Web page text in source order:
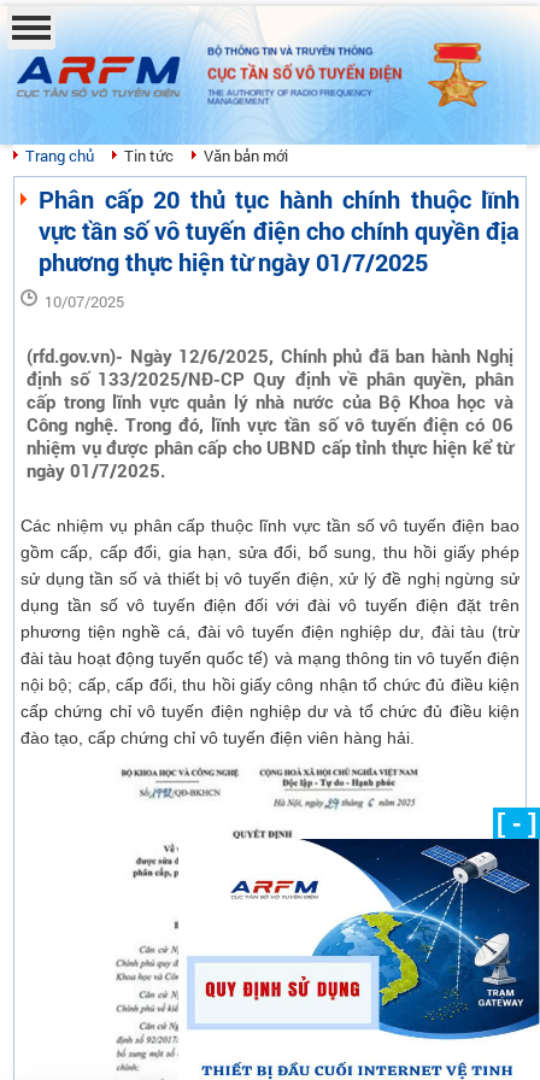
BỘ THÔNG TIN VÀ TRUYỀN THÔNG
CỤC TẦN SỐ VÔ TUYẾN ĐIỆN
THE AUTHORITY OF RADIO FREQUENCY
MANAGEMENT
Trang chủ Tin tức Văn bản mới
Phân cấp 20 thủ tục hành chính thuộc lĩnh
vực tần số vô tuyến điện cho chính quyền địa
phương thực hiện từ ngày 01/7/2025
10/07/2025
(rfd.gov.vn)- Ngày 12/6/2025, Chính phủ đã ban hành Nghị
định số 133/2025/NĐ-CP Quy định về phân quyền, phân
cấp trong lĩnh vực quản lý nhà nước của Bộ Khoa học và
Công nghệ. Trong đó, lĩnh vực tần số vô tuyến điện có 06
nhiệm vụ được phân cấp cho UBND cấp tỉnh thực hiện kể từ
ngày 01/7/2025.
Các nhiệm vụ phân cấp thuộc lĩnh vực tần số vô tuyến điện bao
gồm cấp, cấp đổi, gia hạn, sửa đổi, bổ sung, thu hồi giấy phép
sử dụng tần số và thiết bị vô tuyến điện, xử lý đề nghị ngừng sử
dụng tần số vô tuyến điện đối với đài vô tuyến điện đặt trên
phương tiện nghề cá, đài vô tuyến điện nghiệp dư, đài tàu (trừ
đài tàu hoạt động tuyến quốc tế) và mạng thông tin vô tuyến điện
nội bộ; cấp, cấp đổi, thu hồi giấy công nhận tổ chức đủ điều kiện
cấp chứng chỉ vô tuyến điện nghiệp dư và tổ chức đủ điều kiện
đào tạo, cấp chứng chỉ vô tuyến điện viên hàng hải.
[ - ]